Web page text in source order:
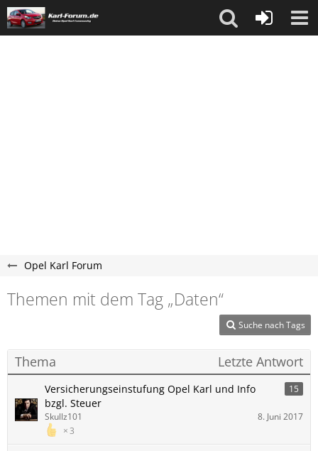
Opel Karl Forum
Themen mit dem Tag „Daten“
Suche nach Tags
Thema Letzte Antwort
Versicherungseinstufung Opel Karl und Info
bzgl. Steuer
15
3
Skullz101 8. Juni 2017